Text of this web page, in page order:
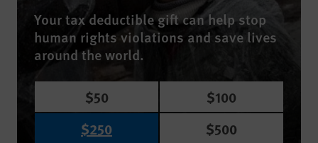
Your tax deductible gift can help stop
human rights violations and save lives
around the world.
$50
$100
$250
$500